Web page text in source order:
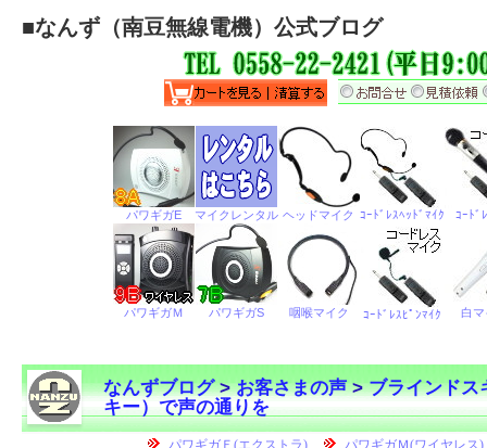
■なんず（南豆無線電機）公式ブログ
なんずブログ>お客さまの声>ブラインドス
キー）で声の通りを